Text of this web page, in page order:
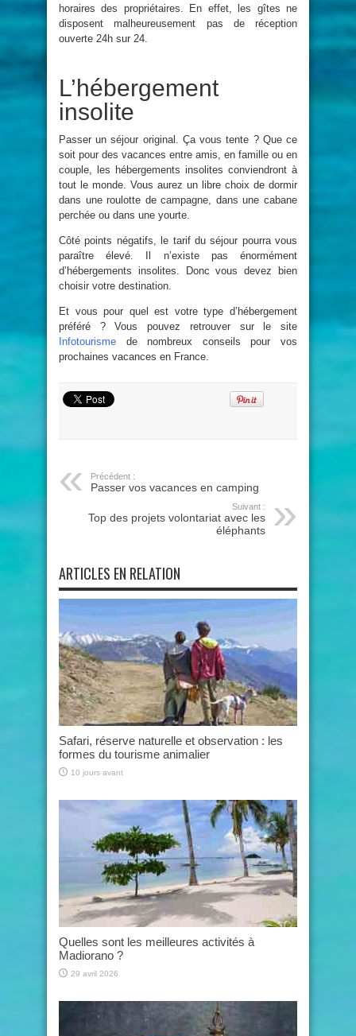
horaires des propriétaires. En effet, les gîtes ne
disposent malheureusement pas de réception
ouverte 24h sur 24.
L’hébergement
insolite
Passer un séjour original. Ça vous tente ? Que ce
soit pour des vacances entre amis, en famille ou en
couple, les hébergements insolites conviendront à
tout le monde. Vous aurez un libre choix de dormir
dans une roulotte de campagne, dans une cabane
perchée ou dans une yourte.
Côté points négatifs, le tarif du séjour pourra vous
paraître élevé. Il n’existe pas énormément
d’hébergements insolites. Donc vous devez bien
choisir votre destination.
Et vous pour quel est votre type d’hébergement
préféré ? Vous pouvez retrouver sur le site
Infotourisme de nombreux conseils pour vos
prochaines vacances en France.
Précédent :
Passer vos vacances en camping
Suivant :
Top des projets volontariat avec les
éléphants
ARTICLES EN RELATION
Safari, réserve naturelle et observation : les
formes du tourisme animalier
10 jours avant
Quelles sont les meilleures activités à
Madiorano ?
29 avril 2026